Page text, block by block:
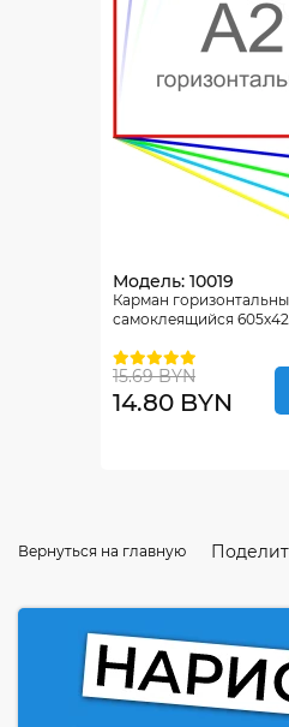
Модель: 10019
Карман
самоклеящийся
15.69 BYN
14.80 BYN
Вернуться на главную